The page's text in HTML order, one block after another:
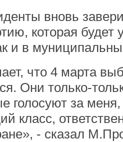
вновь
которая будет
и в
что 4 марта
Они только-
голосуют за меня,
класс,
- сказал